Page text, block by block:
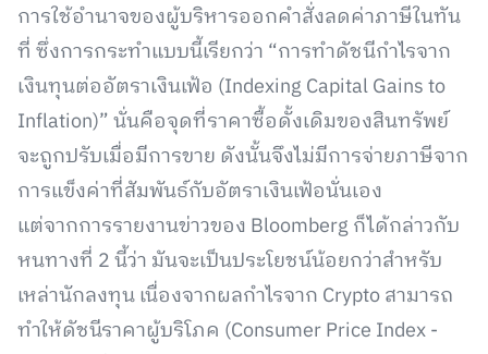
การใช้อำนาจของผู้บริหารออกคำสั่งลดค่าภาษีในทัน
ที่ ซึ่งการกระทำแบบนี้เรียกว่า “การทำดัชนีกำไรจาก
เงินทุนต่ออัตราเงินเฟ้อ (Indexing Capital Gains to
Inflation)” นั่นคือจุดที่ราคาซื้อดั้งเดิมของสินทรัพย์
จะถูกปรับเมื่อมีการขาย ดังนั้นจึงไม่มีการจ่ายภาษีจาก
การแข็งค่าที่สัมพันธ์กับอัตราเงินเฟ้อนั่นเอง
แต่จากการรายงานข่าวของ Bloomberg ก็ได้กล่าวกับ
หนทางที่ 2 นี้ว่า มันจะเป็นประโยชน์น้อยกว่าสำหรับ
เหล่านักลงทุน เนื่องจากผลกำไรจาก Crypto สามารถ
ทำให้ดัชนีราคาผู้บริโภค (Consumer Price Index -